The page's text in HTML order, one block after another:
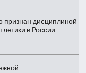
признан дисциплиной
в России